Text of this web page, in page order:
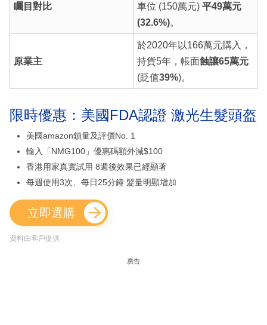
矚目對比
車位 (150萬元) 平49萬元
(32.6%)。
原業主
於2020年以166萬元購入，
持貨5年，帳面蝕讓65萬元
(貶值39%)。
限時優惠：美國FDA認證 激光生髮頭盔
美國amazon鎖量及評價No. 1
輸入「NMG100」優惠碼額外減$100
香港用家真實試用 8週後效果已經顯著
每週使用3次、每日25分鐘 髮量明顯增加
立即選購
資料由客戶提供
廣告